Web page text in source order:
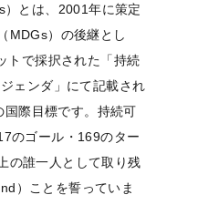
とは、2001年に策定
MDGs）の後継とし
トで採択された「持続
ェンダ」にて記載され
際目標です。持続可
のゴール・169のター
の誰一人として取り残
）ことを誓っていま